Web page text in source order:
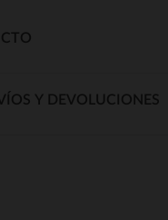
Y DEVOLUCIONES